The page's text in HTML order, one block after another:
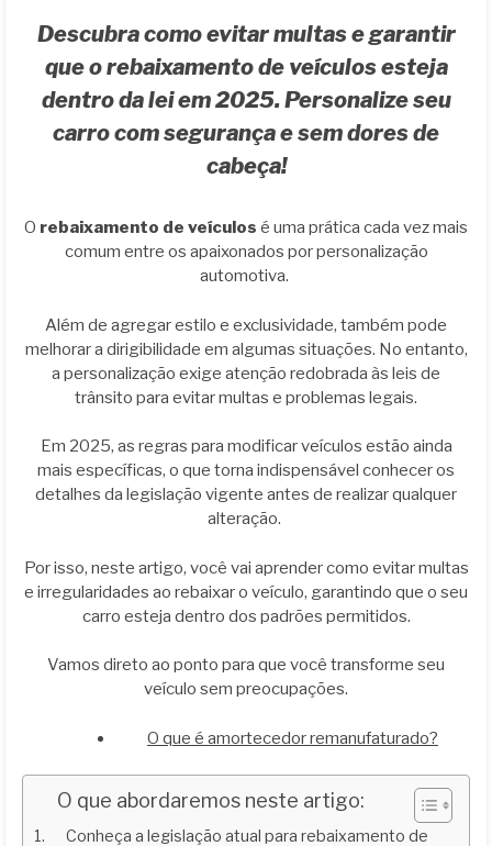
Descubra como evitar multas e garantir
que o rebaixamento de veículos esteja
dentro da lei em 2025. Personalize seu
carro com segurança e sem dores de
cabeça!
O rebaixamento de veículos é uma prática cada vez mais
comum entre os apaixonados por personalização
automotiva.
Além de agregar estilo e exclusividade, também pode
melhorar a dirigibilidade em algumas situações. No entanto,
a personalização exige atenção redobrada às leis de
trânsito para evitar multas e problemas legais.
Em 2025, as regras para modificar veículos estão ainda
mais específicas, o que torna indispensável conhecer os
detalhes da legislação vigente antes de realizar qualquer
alteração.
Por isso, neste artigo, você vai aprender como evitar multas
e irregularidades ao rebaixar o veículo, garantindo que o seu
carro esteja dentro dos padrões permitidos.
Vamos direto ao ponto para que você transforme seu
veículo sem preocupações.
O que é amortecedor remanufaturado?
O que abordaremos neste artigo:
Conheça a legislação atual para rebaixamento de